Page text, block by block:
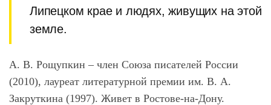
Липецком крае и людях, живущих на этой
земле.
А. В. Рощупкин – член Союза писателей России
(2010), лауреат литературной премии им. В. А.
Закруткина (1997). Живет в Ростове-на-Дону.